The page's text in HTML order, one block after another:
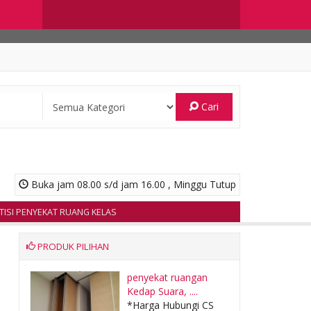
Cari
Buka jam 08.00 s/d jam 16.00 , Minggu Tutup
PENYEKAT RUANG KELAS
PRODUK PILIHAN
penyekat ruangan
Kedap Suara, ....
*Harga Hubungi CS